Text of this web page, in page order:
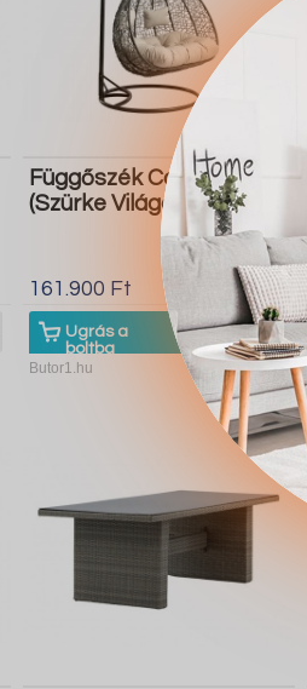
Függőszék Comfivo 325
(Szürke Világosszürke)
161.900 Ft
Ugrás a
boltba
Részletek
Butor1.hu